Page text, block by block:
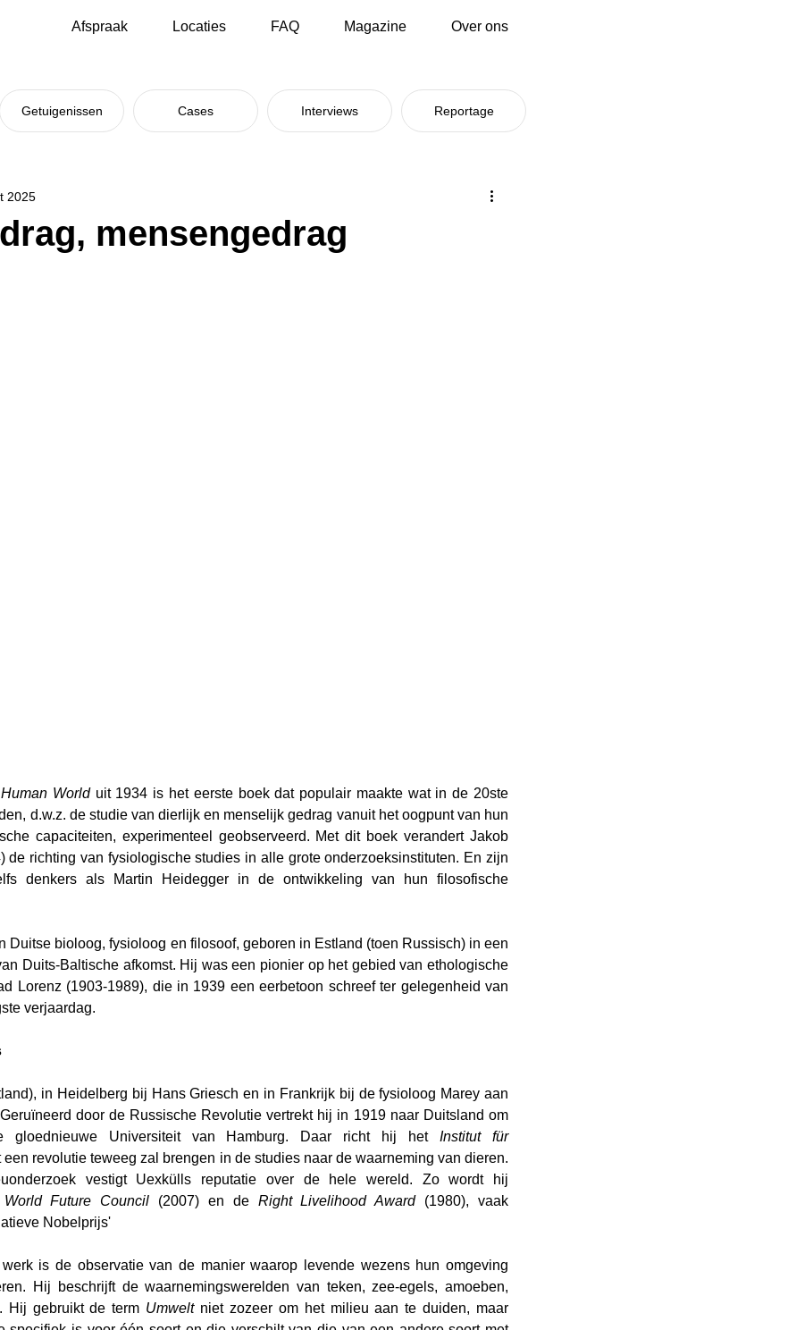
Afspraak Locaties FAQ Magazine Over ons
Getuigenissen Cases Interviews Reportage
mensengedrag
2025
World uit 1934 is het eerste boek dat populair maakte wat in de 20ste
d.w.z. de studie van dierlijk en menselijk gedrag vanuit het oogpunt van hun
capaciteiten, experimenteel geobserveerd. Met dit boek verandert Jakob
de richting van fysiologische studies in alle grote onderzoeksinstituten. En zijn
denkers als Martin Heidegger in de ontwikkeling van hun filosofische
Duitse bioloog, fysioloog en filosoof, geboren in Estland (toen Russisch) in een
Duits-Baltische afkomst. Hij was een pionier op het gebied van ethologische
Lorenz (1903-1989), die in 1939 een eerbetoon schreef ter gelegenheid van
verjaardag.
in Heidelberg bij Hans Griesch en in Frankrijk bij de fysioloog Marey aan
door de Russische Revolutie vertrekt hij in 1919 naar Duitsland om
gloednieuwe Universiteit van Hamburg. Daar richt hij het Institut für
een revolutie teweeg zal brengen in de studies naar de waarneming van dieren.
vestigt Uexkülls reputatie over de hele wereld. Zo wordt hij
World Future Council (2007) en de Right Livelihood Award (1980), vaak
Nobelprijs'
is de observatie van de manier waarop levende wezens hun omgeving
Hij beschrijft de waarnemingswerelden van teken, zee-egels, amoeben,
Hij gebruikt de term Umwelt niet zozeer om het milieu aan te duiden, maar